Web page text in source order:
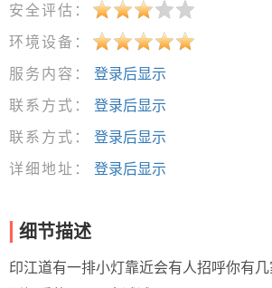
安全评估：
环境设备：
服务内容：
登录后显示
联系方式：
登录后显示
联系方式：
登录后显示
详细地址：
登录后显示
细节描述
印江道有一排小灯靠近会有人招呼你有